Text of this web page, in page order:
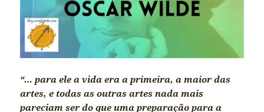
“… para ele a vida era a primeira, a maior das
artes, e todas as outras artes nada mais
pareciam ser do que uma preparação para a